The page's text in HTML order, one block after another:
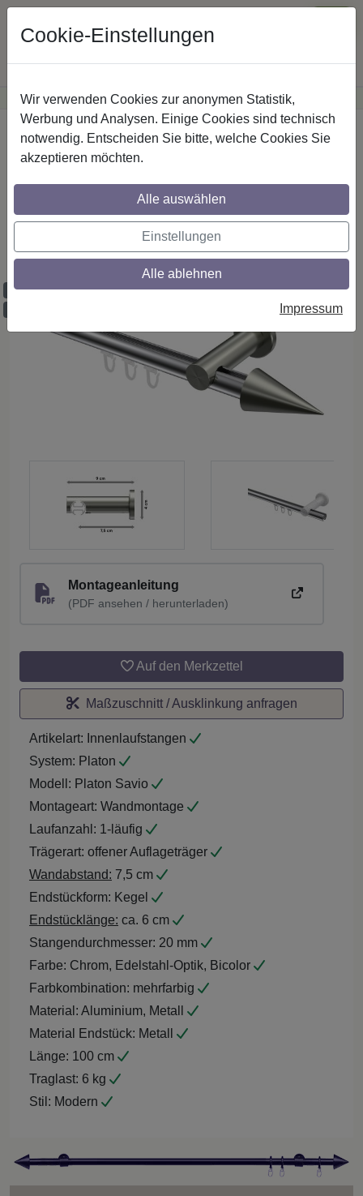
Günstige Versandkosteninnerhalb Österreichs· Sichere Zahlung
Startseite Innenlaufstangen Aluminium / Metall
Gardinenstangen mit Innenlauf aus
Aluminium / Metall in 20 mm Ø, 1-läufig,
Modell PLATON - Savio Chrom /
Edelstahl-Optik
Maßzuschnitt möglich
Montageanleitung
(PDF ansehen / herunterladen)
Auf den Merkzettel
Maßzuschnitt / Ausklinkung anfragen
Artikelart: Innenlaufstangen
System: Platon
Modell: Platon Savio
Montageart: Wandmontage
Laufanzahl: 1-läufig
Trägerart: offener Auflageträger
Wandabstand: 7,5 cm
Endstückform: Kegel
Endstücklänge: ca. 6 cm
Stangendurchmesser: 20 mm
Farbe: Chrom, Edelstahl-Optik, Bicolor
Farbkombination: mehrfarbig
Material: Aluminium, Metall
Material Endstück: Metall
Länge: 100 cm
Traglast: 6 kg
Stil: Modern
Cookie-Einstellungen
Wir verwenden Cookies zur anonymen Statistik,
Werbung und Analysen. Einige Cookies sind technisch
notwendig. Entscheiden Sie bitte, welche Cookies Sie
akzeptieren möchten.
Alle auswählen
Einstellungen
Alle ablehnen
Impressum